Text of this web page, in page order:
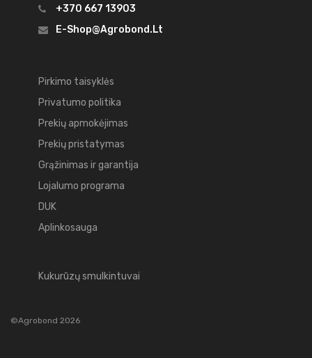
+370 667 13903
E-Shop@agrobond.lt
Pirkimo taisyklės
Privatumo politika
Prekių apmokėjimas
Prekių pristatymas
Grąžinimas ir garantija
Lojalumo programa
DUK
Aplinkosauga
Kukurūzų smulkintuvai
©Agrobond 2026